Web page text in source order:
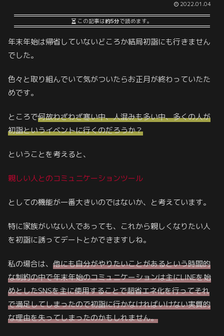
2022.01.04
この記事は約5分で読めます。
年末年始は帰省していないどころか結局初詣にも行きません
でした。
色々と取り組んでいて気がついたらお正月が終わっていたた
めです。
ところで何故わざわざ寒い中、人混みも多い中、多くの人が
初詣というイベントに行くのだろうか？
ということを考えると、
親しい人とのコミュニケーションツール
としての機能が一番大きいのではないか、と考えています。
特に家族がいない人であっても、これから親しくなりたい人
を初詣に誘ってデートとかできますしね。
私の場合は、 他にも自分がやりたいことがあるという時間的
な制約の中で年末年始のコミュニケーションは主にLINEを始
めとしたSNSを主に使用することで超省エネ化を行ってそれ
で満足してしまったので初詣に行かなければいけない実質的
な理由を失ってしまったのかもしれません。